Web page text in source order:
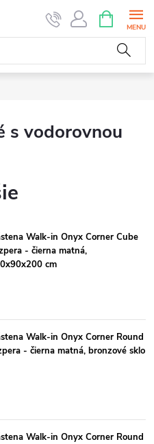
KOŠÍK
s vodorovnou
Walk-in Onyx Corner Cube
- čierna matná,
cm
Walk-in Onyx Corner Round
- čierna matná, bronzové sklo
Walk-in Onyx Corner Round